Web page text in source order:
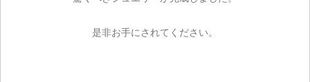
是非お手にされてください。